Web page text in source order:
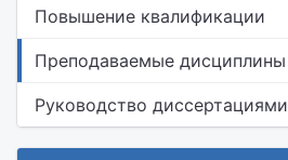
Повышение квалификации
Преподаваемые дисциплины
Руководство диссертациями